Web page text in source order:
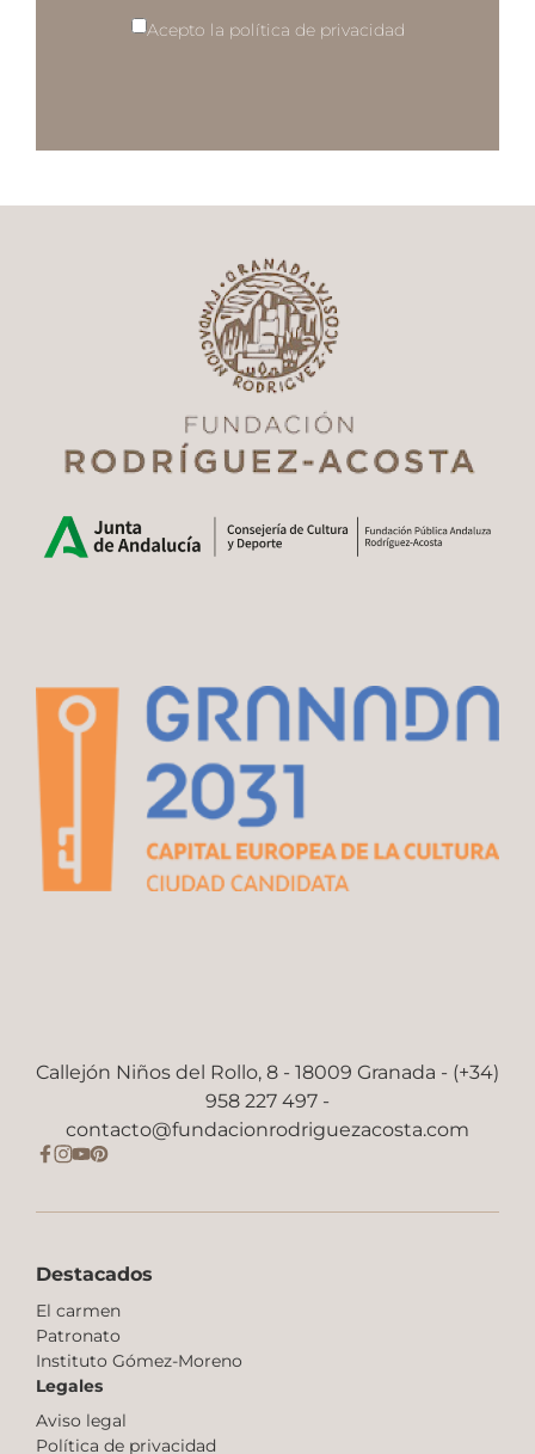
Acepto la política de privacidad
Callejón Niños del Rollo, 8 - 18009 Granada - (+34)
958 227 497 -
contacto@fundacionrodriguezacosta.com
Destacados
El carmen
Patronato
Instituto Gómez-Moreno
Legales
Aviso legal
Política de privacidad